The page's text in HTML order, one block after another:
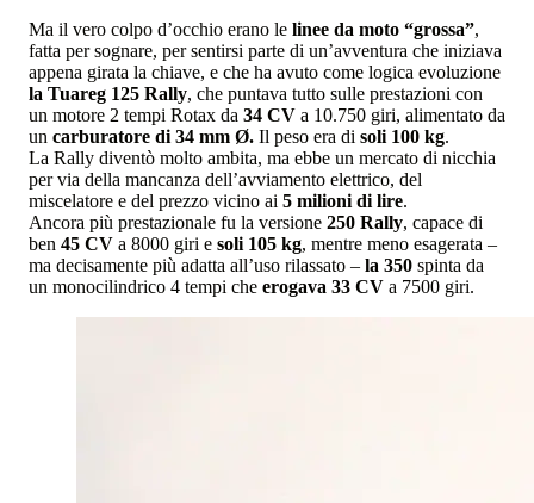
Ma il vero colpo d’occhio erano le linee da moto “grossa”,
fatta per sognare, per sentirsi parte di un’avventura che iniziava
appena girata la chiave, e che ha avuto come logica evoluzione
la Tuareg 125 Rally, che puntava tutto sulle prestazioni con
un motore 2 tempi Rotax da 34 CV a 10.750 giri, alimentato da
un carburatore di 34 mm Ø. Il peso era di soli 100 kg.
La Rally diventò molto ambita, ma ebbe un mercato di nicchia
per via della mancanza dell’avviamento elettrico, del
miscelatore e del prezzo vicino ai 5 milioni di lire.
Ancora più prestazionale fu la versione 250 Rally, capace di
ben 45 CV a 8000 giri e soli 105 kg, mentre meno esagerata –
ma decisamente più adatta all’uso rilassato – la 350 spinta da
un monocilindrico 4 tempi che erogava 33 CV a 7500 giri.